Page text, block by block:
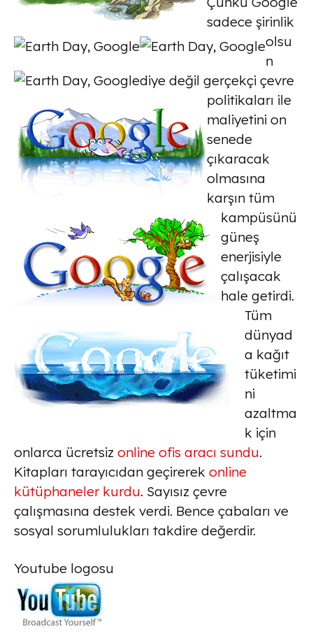
sadece şirinlik
olsu
n
diye değil gerçekçi çevre
politikaları ile
maliyetini on
senede
çıkaracak
olmasına
karşın tüm
kampüsünü
güneş
enerjisiyle
çalışacak
hale getirdi.
Tüm
dünyad
a kağıt
tüketimi
ni
azaltma
k için
onlarca ücretsiz online ofis aracı sundu.
Kitapları tarayıcıdan geçirerek online
kütüphaneler kurdu. Sayısız çevre
çalışmasına destek verdi. Bence çabaları ve
sosyal sorumlulukları takdire değerdir.
Youtube logosu